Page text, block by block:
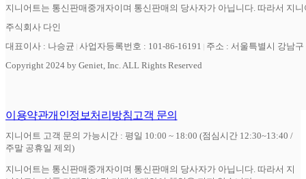
지니어트는 통신판매중개자이며 통신판매의 당사자가 아닙니다. 따라서 지
주식회사 다인
대표이사 : 나승균 사업자등록번호 : 101-86-16191
주소 : 서울특별시 강남
Copyright 2024 by Geniet, Inc. ALL Rights Reserved
이용약관개인정보처리방침고객 문의
지니어트 고객 문의 가능시간 : 평일 10:00 ~ 18:00 (점심시간 12:30~13:40 /
주말 공휴일 제외)
지니어트는 통신판매중개자이며 통신판매의 당사자가 아닙니다. 따라서 지